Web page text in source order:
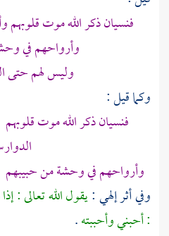
فنسيان ذكر الله موت قلوبهم
وأرواحهم في
وليس لهم حتى
وكما قيل :
فنسيان ذكر الله موت
وأرواحهم في وحشة من
وفي أثر إلهي :يقول الله تعالى :
: أحبني وأحببته.